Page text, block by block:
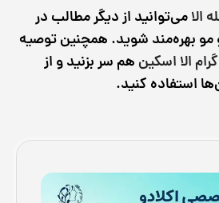
الامی‌توانید از دیگر مطالب در
بهره‌مند شوید. همچنین توصیه
الا اسکین هم سر بزنید و از
استفاده کنید.